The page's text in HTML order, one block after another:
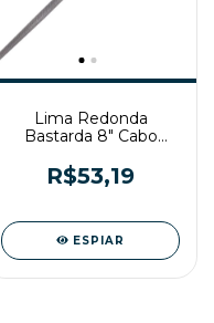
Lima Redonda
Bastarda 8" Cabo
R$53,19
ESPIAR